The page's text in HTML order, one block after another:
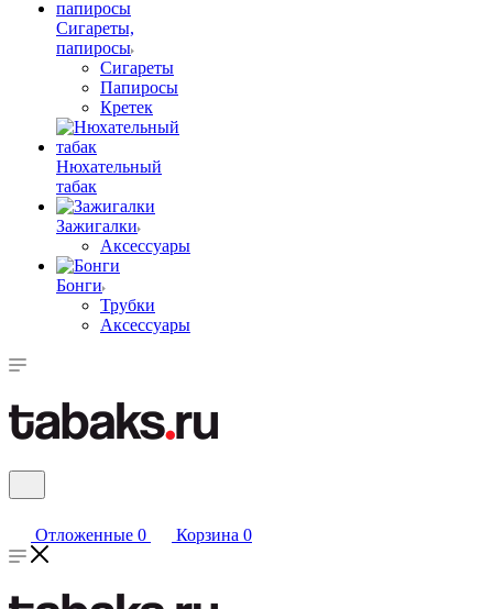
Сигареты,
папиросы
Сигареты
Папиросы
Кретек
Нюхательный
табак
Зажигалки
Аксессуары
Бонги
Трубки
Аксессуары
Отложенные 0 Корзина 0